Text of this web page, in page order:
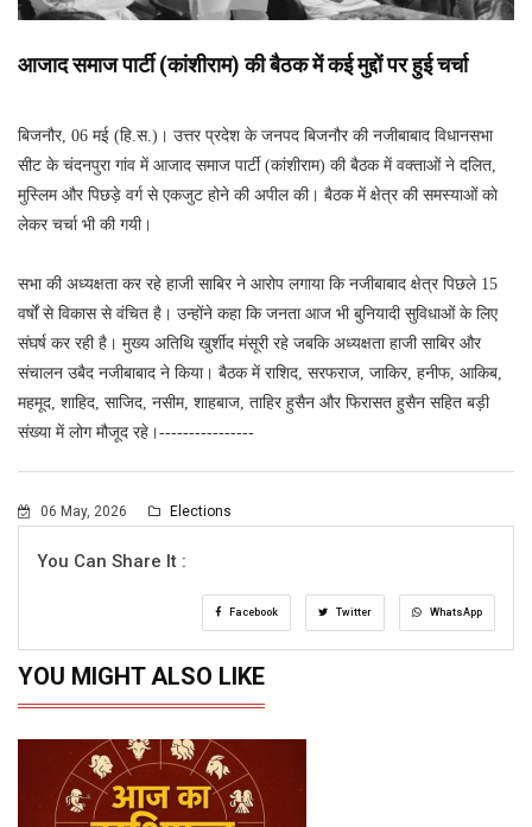
आजाद समाज पार्टी (कांशीराम) की बैठक में कई मुद्दों पर हुई चर्चा
बिजनौर, 06 मई (हि.स.)। उत्तर प्रदेश के जनपद बिजनौर की नजीबाबाद विधानसभा
सीट के चंदनपुरा गांव में आजाद समाज पार्टी (कांशीराम) की बैठक में वक्ताओं ने दलित,
मुस्लिम और पिछड़े वर्ग से एकजुट होने की अपील की। बैठक में क्षेत्र की समस्याओं काे
लेकर चर्चा भी की गयी।
सभा की अध्यक्षता कर रहे हाजी साबिर ने आरोप लगाया कि नजीबाबाद क्षेत्र पिछले 15
वर्षों से विकास से वंचित है। उन्होंने कहा कि जनता आज भी बुनियादी सुविधाओं के लिए
संघर्ष कर रही है। मुख्य अतिथि खुर्शीद मंसूरी रहे जबकि अध्यक्षता हाजी साबिर और
संचालन उबैद नजीबाबाद ने किया। बैठक में राशिद, सरफराज, जाकिर, हनीफ, आकिब,
महमूद, शाहिद, साजिद, नसीम, शाहबाज, ताहिर हुसैन और फिरासत हुसैन सहित बड़ी
संख्या में लोग मौजूद रहे।----------------
06 May, 2026 Elections
You Can Share It :
Facebook Twitter WhatsApp
YOU MIGHT ALSO LIKE